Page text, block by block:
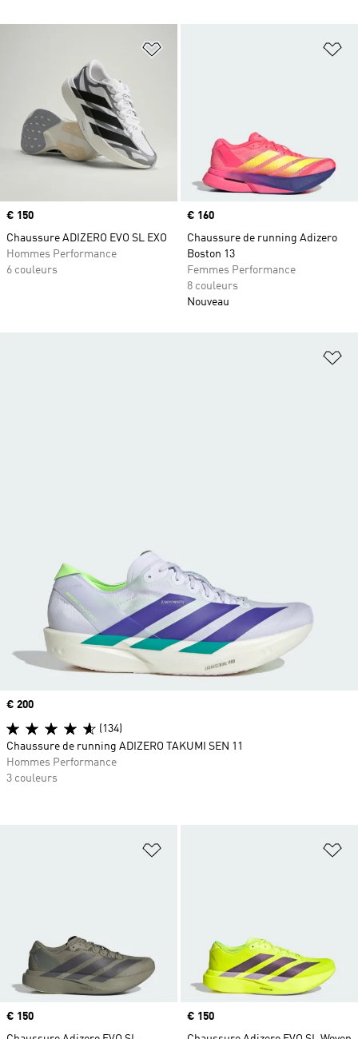
Ajouter à la Liste de produits
Prix
€ 150
Chaussure ADIZERO EVO SL EXO
Hommes Performance
6 couleurs
Prix
€ 160
Chaussure de running Adizero
Boston 13
Femmes Performance
8 couleurs
Nouveau
Ajouter à la Liste de produits
Prix
€ 150
Prix
€ 150
Prix
€ 200
(134)
Chaussure de running ADIZERO TAKUMI SEN 11
Hommes Performance
3 couleurs